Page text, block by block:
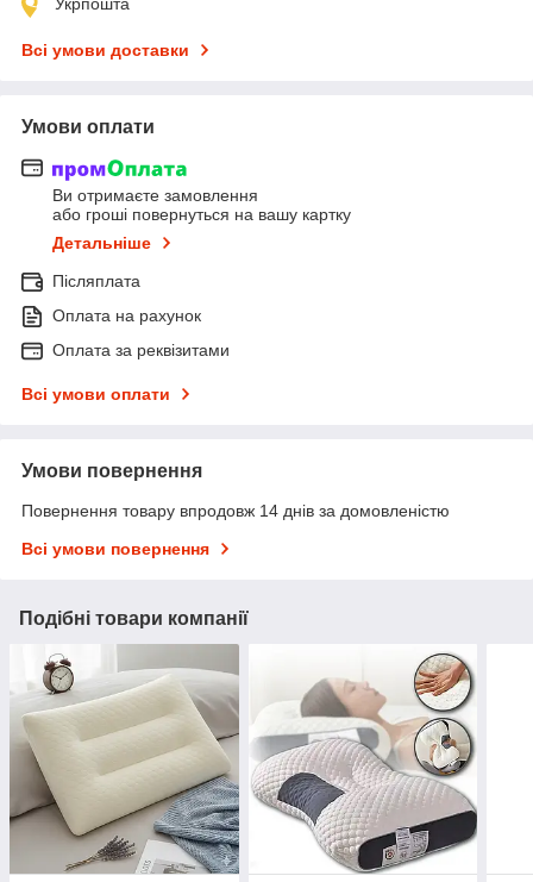
Всі умови доставки
Умови оплати
Ви отримаєте замовлення
або гроші повернуться на вашу картку
Детальніше
Післяплата
Оплата на рахунок
Оплата за реквізитами
Всі умови оплати
Умови повернення
Повернення товару впродовж 14 днів за домовленістю
Всі умови повернення
Подібні товари компанії